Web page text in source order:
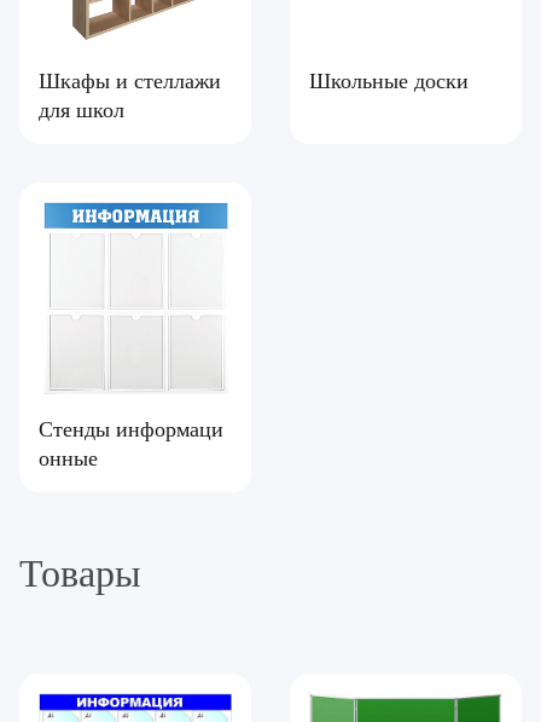
Шкафы и стеллажи
для школ
Школьные доски
Стенды информаци
онные
Товары